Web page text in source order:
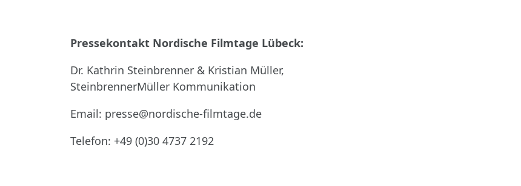
Pressekontakt Nordische Filmtage Lübeck:
Dr. Kathrin Steinbrenner & Kristian Müller,
SteinbrennerMüller Kommunikation
Email: presse@nordische-filmtage.de
Telefon: +49 (0)30 4737 2192